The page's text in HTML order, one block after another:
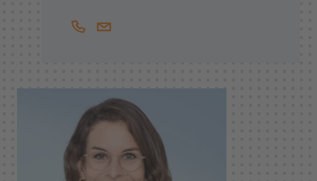
+41447438447
Claudia.Basler@helbling.ch